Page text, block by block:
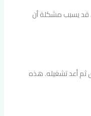
قد يسبب مشكلة أن
ثم أعد تشغيله. هذه